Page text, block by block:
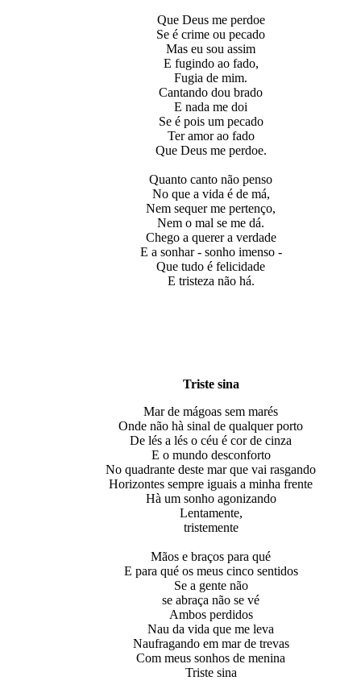
Que Deus me perdoe
Se é crime ou pecado
Mas eu sou assim
E fugindo ao fado,
Fugia de mim.
Cantando dou brado
E nada me doi
Se é pois um pecado
Ter amor ao fado
Que Deus me perdoe.
Quanto canto não penso
No que a vida é de má,
Nem sequer me pertenço,
Nem o mal se me dá.
Chego a querer a verdade
E a sonhar - sonho imenso -
Que tudo é felicidade
E tristeza não há.
Triste sina
Mar de mágoas sem marés
Onde não hà sinal de qualquer porto
De lés a lés o céu é cor de cinza
E o mundo desconforto
No quadrante deste mar que vai rasgando
Horizontes sempre iguais а minha frente
Hà um sonho agonizando
Lentamente,
tristemente
Mãos e braços para qué
E para qué os meus cinco sentidos
Se a gente não
se abraça não se vé
Ambos perdidos
Nau da vida que me leva
Naufragando em mar de trevas
Com meus sonhos de menina
Triste sina